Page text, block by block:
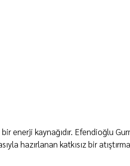
enerji kaynağıdır. Efendioğlu
hazırlanan katkısız bir